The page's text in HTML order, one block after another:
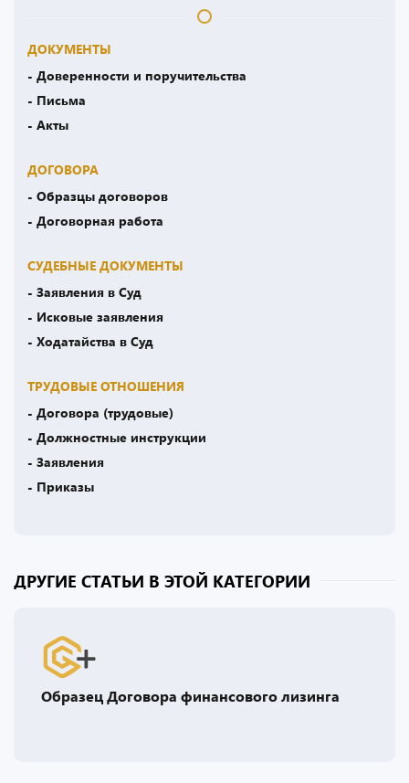
ДОКУМЕНТЫ
- Доверенности и поручительства
- Письма
- Акты
ДОГОВОРА
- Образцы договоров
- Договорная работа
СУДЕБНЫЕ ДОКУМЕНТЫ
- Заявления в Суд
- Исковые заявления
- Ходатайства в Суд
ТРУДОВЫЕ ОТНОШЕНИЯ
- Договора (трудовые)
- Должностные инструкции
- Заявления
- Приказы
ДРУГИЕ СТАТЬИ В ЭТОЙ КАТЕГОРИИ
Образец Договора финансового лизинга